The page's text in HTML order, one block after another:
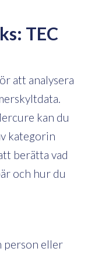
TEC
att analysera
kan du
kategorin
berätta vad
och hur du
person eller